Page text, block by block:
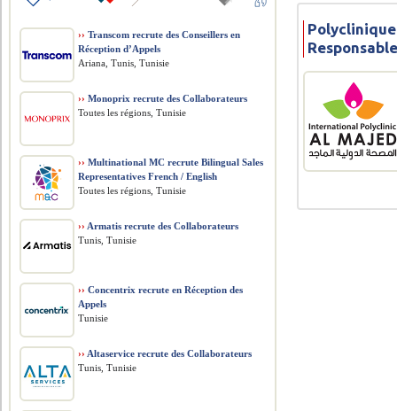
›› Transcom recrute des Conseillers en
Réception d’Appels
Ariana, Tunis, Tunisie
›› Monoprix recrute des Collaborateurs
Toutes les régions, Tunisie
›› Multinational MC recrute Bilingual Sales
Representatives French / English
Toutes les régions, Tunisie
›› Armatis recrute des Collaborateurs
Tunis, Tunisie
›› Concentrix recrute en Réception des
Appels
Tunisie
›› Altaservice recrute des Collaborateurs
Tunis, Tunisie